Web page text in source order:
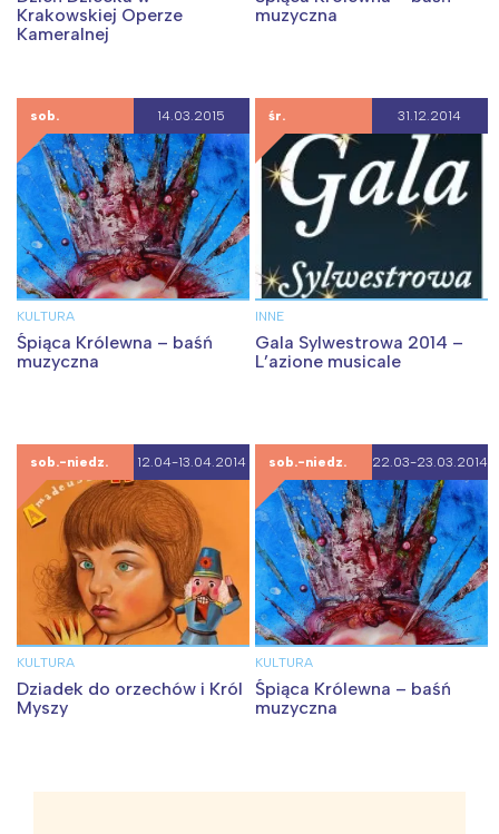
Krakowskiej Operze
Kameralnej
muzyczna
sob. 14.03.2015
KULTURA
Śpiąca Królewna – baśń
muzyczna
śr. 31.12.2014
INNE
Gala Sylwestrowa 2014 –
L’azione musicale
sob.-niedz. 12.04-13.04.2014
KULTURA
Dziadek do orzechów i Król
Myszy
sob.-niedz. 22.03-23.03.2014
KULTURA
Śpiąca Królewna – baśń
muzyczna